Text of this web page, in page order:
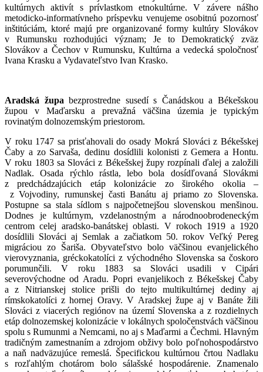
kultúrnych aktivít s prívlastkom etnokultúrne. V závere nášho
metodicko-informatívneho príspevku venujeme osobitnú pozornosť
inštitúciám, ktoré majú pre organizované formy kultúry Slovákov
v Rumunsku rozhodujúci význam; Je to Demokratický zväz
Slovákov a Čechov v Rumunsku, Kultúrna a vedecká spoločnosť
Ivana Krasku a Vydavateľstvo Ivan Krasko.
Aradská župa bezprostredne susedí s Čanádskou a Békešskou
župou v Maďarsku a prevažná väčšina územia je typickým
rovinatým dolnozemským priestorom.
V roku 1747 sa prisťahovali do osady Mokrá Slováci z Békešskej
Čaby a zo Sarvaša, dedinu dosídlili kolonisti z Gemera a Hontu.
V roku 1803 sa Slováci z Békešskej župy rozpínali ďalej a založili
Nadlak. Osada rýchlo rástla, lebo bola dosídľovaná Slovákmi
z predchádzajúcich etáp kolonizácie zo širokého okolia –
z Vojvodiny, rumunskej časti Banátu aj priamo zo Slovenska.
Postupne sa stala sídlom s najpočetnejšou slovenskou menšinou.
Dodnes je kultúrnym, vzdelanostným a národnoobrodeneckým
centrom celej aradsko-banátskej oblasti. V rokoch 1919 a 1920
dosídlili Slováci aj Semlak a začiatkom 50. rokov Veľký Pereg
migráciou zo Šariša. Obyvateľstvo bolo väčšinou evanjelického
vierovyznania, gréckokatolíci z východného Slovenska sa čoskoro
porumunčili. V roku 1883 sa Slováci usadili v Cipári
severovýchodne od Aradu. Popri evanjelikoch z Békešskej Čaby
a z Nitrianskej stolice prišli do tejto multikultúrnej dediny aj
rímskokatolíci z hornej Oravy. V Aradskej župe aj v Banáte žili
Slováci z viacerých regiónov na území Slovenska a z rozdielnych
etáp dolnozemskej kolonizácie v lokálnych spoločenstvách väčšinou
spolu s Rumunmi a Nemcami, no aj s Maďarmi a Čechmi. Hlavným
tradičným zamestnaním a zdrojom obživy bolo poľnohospodárstvo
a naň nadväzujúce remeslá. Špecifickou kultúrnou črtou Nadlaku
s rozľahlým chotárom bolo sálašské hospodárenie. Znamenalo